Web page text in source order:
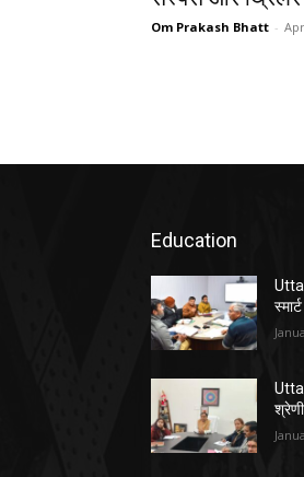
Om Prakash Bhatt -
Education